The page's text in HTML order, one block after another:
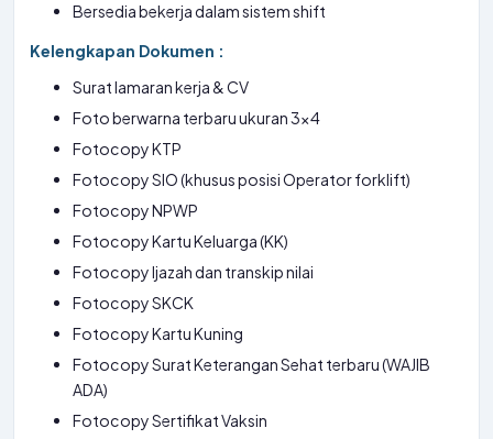
Bersedia bekerja dalam sistem shift
Kelengkapan Dokumen :
Surat lamaran kerja & CV
Foto berwarna terbaru ukuran 3×4
Fotocopy KTP
Fotocopy SIO (khusus posisi Operator forklift)
Fotocopy NPWP
Fotocopy Kartu Keluarga (KK)
Fotocopy Ijazah dan transkip nilai
Fotocopy SKCK
Fotocopy Kartu Kuning
Fotocopy Surat Keterangan Sehat terbaru (WAJIB
ADA)
Fotocopy Sertifikat Vaksin